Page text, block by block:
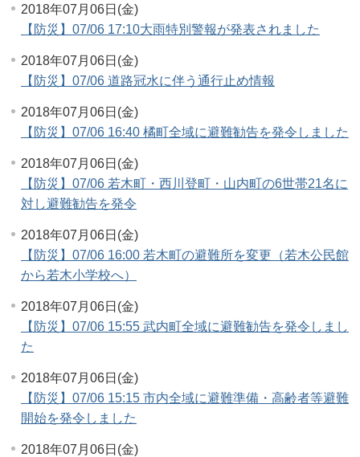
2018年07月06日(金)
【防災】07/06 17:10大雨特別警報が発表されました
2018年07月06日(金)
【防災】07/06 道路冠水に伴う通行止め情報
2018年07月06日(金)
【防災】07/06 16:40 橘町全域に避難勧告を発令しました
2018年07月06日(金)
【防災】07/06 若木町・西川登町・山内町の6世帯21名に
対し避難勧告を発令
2018年07月06日(金)
【防災】07/06 16:00 若木町の避難所を変更（若木公民館
から若木小学校へ）
2018年07月06日(金)
【防災】07/06 15:55 武内町全域に避難勧告を発令しまし
た
2018年07月06日(金)
【防災】07/06 15:15 市内全域に避難準備・高齢者等避難
開始を発令しました
2018年07月06日(金)